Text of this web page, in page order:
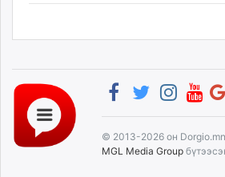
© 2013-2026 он
MGL Media Group